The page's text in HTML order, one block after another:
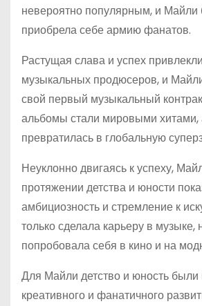
невероятно популярным, и Майли
приобрела себе армию фанатов.
Растущая слава и успех
музыкальных продюсеров, и
свой первый музыкальный
альбомы стали мировыми хитами,
превратилась в глобальную
Неуклонно двигаясь к успеху,
протяжении детства и юности
амбициозность и стремление к
только сделала карьеру в музыке,
попробовала себя в кино и на
Для Майли детство и юность
креативного и фанатичного